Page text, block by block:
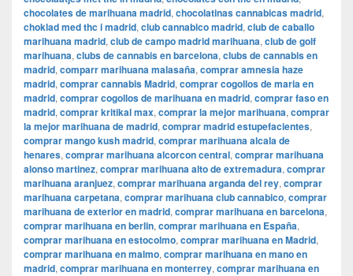
chocolates de marihuana madrid, chocolatinas cannabicas madrid,
choklad med thc i madrid, club cannabico madrid, club de caballo
marihuana madrid, club de campo madrid marihuana, club de golf
marihuana, clubs de cannabis en barcelona, clubs de cannabis en
madrid, comparr marihuana malasaña, comprar amnesia haze
madrid, comprar cannabis Madrid, comprar cogollos de maria en
madrid, comprar cogollos de marihuana en madrid, comprar faso en
madrid, comprar kritikal max, comprar la mejor marihuana, comprar
la mejor marihuana de madrid, comprar madrid estupefacientes,
comprar mango kush madrid, comprar marihuana alcala de
henares, comprar marihuana alcorcon central, comprar marihuana
alonso martinez, comprar marihuana alto de extremadura, comprar
marihuana aranjuez, comprar marihuana arganda del rey, comprar
marihuana carpetana, comprar marihuana club cannabico, comprar
marihuana de exterior en madrid, comprar marihuana en barcelona,
comprar marihuana en berlin, comprar marihuana en España,
comprar marihuana en estocolmo, comprar marihuana en Madrid,
comprar marihuana en malmo, comprar marihuana en mano en
madrid, comprar marihuana en monterrey, comprar marihuana en